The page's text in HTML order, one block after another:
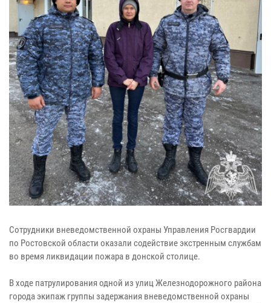
Сотрудники вневедомственной охраны Управления Росгвардии
по Ростовской области оказали содействие экстренным службам
во время ликвидации пожара в донской столице.
В ходе патрулирования одной из улиц Железнодорожного района
города экипаж группы задержания вневедомственной охраны